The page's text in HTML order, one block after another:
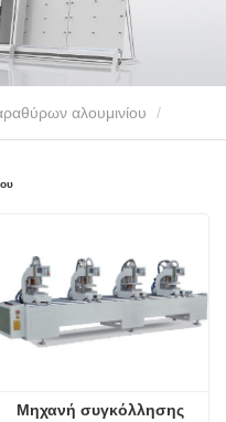
αλουμινίου
Μηχανή συγκόλλησης